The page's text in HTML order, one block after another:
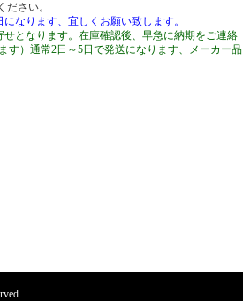
さい。
なります、宜しくお願い致します。
となります。在庫確認後、早急に納期をご連絡
す）通常2日～5日で発送になります、メーカー品